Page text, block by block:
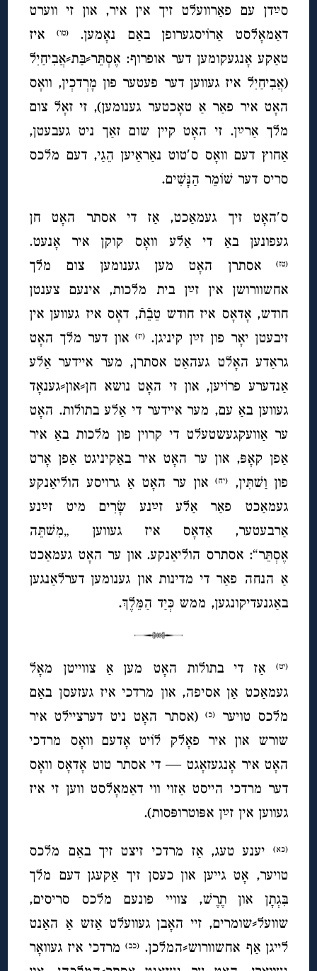
סײַדן עם פאַרוועלט זיך אין איר, און זי ווערט
דאַמאָלסט אַרוֹיסגערופן באַם נאָמען.(טו)
איז
טאַקע אָנגעקומען דער אופרוף: אֶסְתֵּר⸗בַּת⸗אֲבִיחַיִל
(אֲבִיחַיִל איז געווען דער פעטער פון מָרְדכְין, וואָס
האָט איר פאַר אַ טאָכטער גענומען), זי זאָל צום
מלך אַרײַן. זי האָט קיין שום זאַך ניט געבעטן,
אַחוץ דעם וואָס ס′טוט נאַראַיען הֵגַי, דעם מלכס
סריס דער שׁוֹמֵר הַנָּשִׁים.
ס′האָט זיך געמאַכט, אַז די אסתר האָט חן
געפונען באַ די אַלע וואָס קוקן איר אָנעט.
(טז)
אסתרן האָט מען גענומען צום מלך
אחשוורושן אין זײַן בית מלכות, אינעם צענטן
חודש, אָדאָס איז חודש טֵבֵֿתֿ, דאָס איז געווען אין
זיבעטן יאָר פון זײַן קיניגן.(יז) און דער מלך האָט
גראַדע האָלט געהאַט אסתרן, מער איידער אַלע
אַנדערע פרוֹיען, און זי האָט נושא חן⸗און⸗גענאָד
געווען באַ עם, מער איידער די אַלע בתולות. האָט
ער אַוועקגעשטעלט די קרוין פון מלכות באַ איר
אַפן קאָפּ, און ער האָט איר באַקיניגט אַפן אָרט
פון וַשׁתִּין,(יח)
און ער האָט אַ גרויסע הוליאַנקע
געמאַכט פאַר אַלע זײַנע שָׂרִים מיט זײַנע
אַרבעטער, אַדאָס איז געווען „מִשׁתֵּה
אֶסְתֵּר“: אסתרס הוליאַנקע. און ער האָט געמאַכט
אַ הנחה פאַר די מדינות און גענומען דערלאַנגען
באַגנעדיקונגען, ממש כְּיַד הַמֵּלֶךְ.
(יט)
אַז די בתולות האָט מען אַ צווייטן מאָל
געמאַכט אַן אסיפה, און מרדכי איז געזעסן באַם
מלכס טויער(כ)
(אסתר האָט ניט דערציילט איר
שורש און איר פאָלק לוֹיט אָדעם וואָס מרדכי
האָט איר אָנגעזאָגט — די אסתר טוט אָדאָס וואָס
דער מרדכי הייסט אַזוי ווי דאַמאָלסט ווען זי איז
געווען אין זײַן אפּוטרופּסות).
(כא)
יענע טעג, אַז מרדכי זיצט זיך באַם מלכס
טויער, אָט גייען און כעסן זיך אַקעגן דעם מלך
בִּגְתָן און תֶרֶשׁ, צוויי פונעם מלכס סריסים,
שוועל⸗שומרים, זיי האָבן געוועלט אַזש אַ האַנט
לייגן אַף אחשוורוש⸗המלכן. (כב) מרדכי איז געוואָר